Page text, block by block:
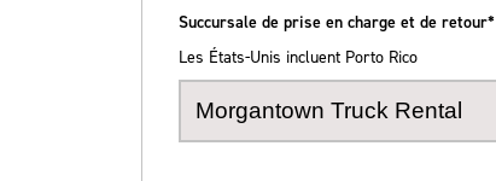
Succursale de prise en charge et de retour*
Les États-Unis incluent Porto Rico